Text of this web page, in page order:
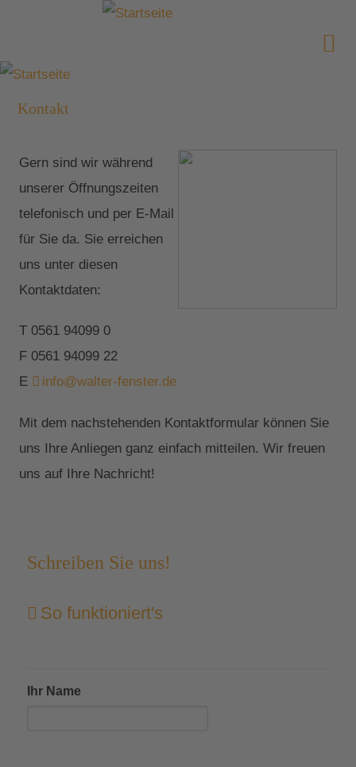
Kontakt
Gern sind wir während
unserer Öffnungszeiten
telefonisch und per E-Mail
für Sie da. Sie erreichen
uns unter diesen
Kontaktdaten:
T 0561 94099 0
F 0561 94099 22
E
info@walter-fenster.de
Mit dem nachstehenden Kontaktformular können Sie
uns Ihre Anliegen ganz einfach mitteilen. Wir freuen
uns auf Ihre Nachricht!
Schreiben Sie uns!
So funktioniert's
Ihr Name